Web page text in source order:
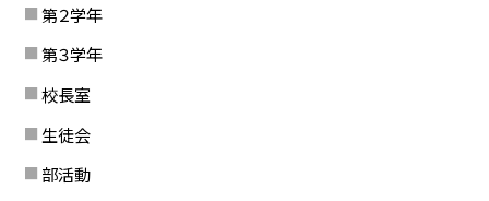
第２学年
第３学年
校長室
生徒会
部活動